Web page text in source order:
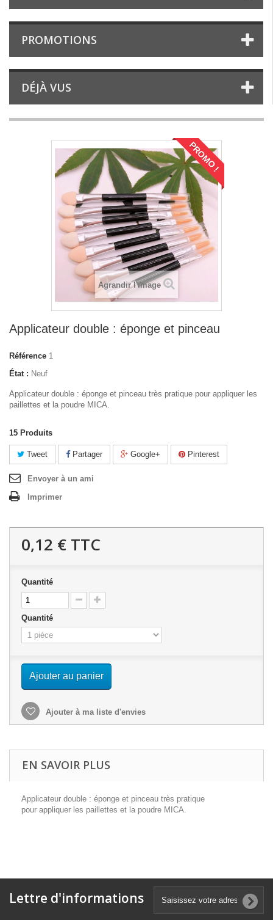
PROMOTIONS
DÉJÀ VUS
PROMO !
Agrandir l'image
Applicateur double : éponge et pinceau
Référence 1
État : Neuf
Applicateur double : éponge et pinceau très pratique pour appliquer les
paillettes et la poudre MICA.
15 Produits
Tweet Partager Google+ Pinterest
Envoyer à un ami
Imprimer
0,12 € TTC
Quantité
Quantité
Ajouter au panier
Ajouter à ma liste d'envies
EN SAVOIR PLUS
Applicateur double : éponge et pinceau très pratique
pour appliquer les paillettes et la poudre MICA.
Lettre d'informations